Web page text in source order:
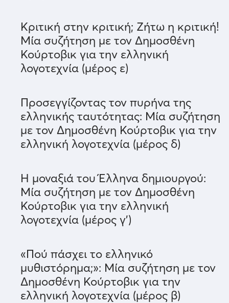
Κριτική στην κριτική; Ζήτω η κριτική!
Μία συζήτηση με τον Δημοσθένη
Κούρτοβικ για την ελληνική
λογοτεχνία (μέρος ε)
Προσεγγίζοντας τον πυρήνα της
ελληνικής ταυτότητας: Μία συζήτηση
με τον Δημοσθένη Κούρτοβικ για την
ελληνική λογοτεχνία (μέρος δ)
Η μοναξιά του Έλληνα δημιουργού:
Μία συζήτηση με τον Δημοσθένη
Κούρτοβικ για την ελληνική
λογοτεχνία (μέρος γ')
«Πού πάσχει το ελληνικό
μυθιστόρημα;»: Μία συζήτηση με τον
Δημοσθένη Κούρτοβικ για την
ελληνική λογοτεχνία (μέρος β)